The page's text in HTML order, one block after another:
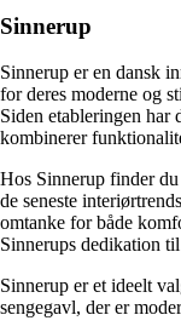
Sinnerup
Sinnerup er en dansk
for deres moderne og
Siden etableringen har
kombinerer
Hos Sinnerup finder
de seneste
omtanke for både
Sinnerups dedikation
Sinnerup er et ideelt
sengegavl, der er